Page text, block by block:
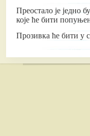
Преостало је једно
које ће бити
Прозивка ће бити у